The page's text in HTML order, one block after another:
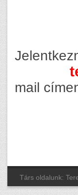
mail
Társ oldalunk: